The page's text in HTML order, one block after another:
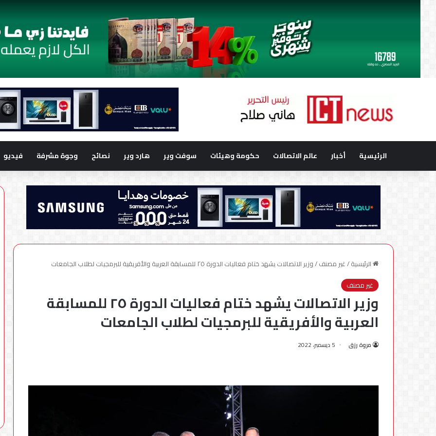
الرئيسية أخبار عالم الاتصالات حكومة وهيئات سوفت وير هارد وير نصائح وجوة مشرفة فيديو
الرئيسية/غير مصنف/وزير الاتصالات يشهد ختام فعاليات الدورة ٢٥ للمسابقة العربية والأفريقية للبرمجيات لطلاب الجامعات
غير مصنف
وزير الاتصالات يشهد ختام فعاليات الدورة ٢٥ للمسابقة
العربية والأفريقية للبرمجيات لطلاب الجامعات
مروة رزق 5 ديسمبر، 2022